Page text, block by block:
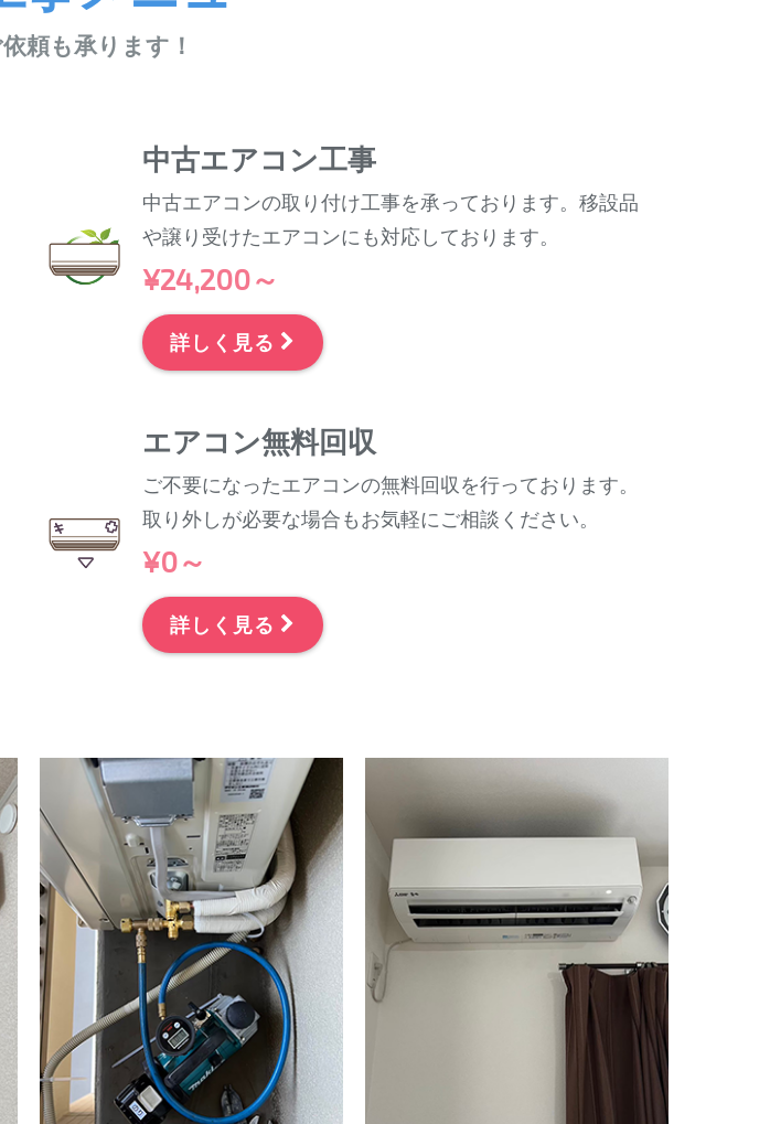
頼も承ります！
中古エアコン工事
中古エアコンの取り付け工事を承っております。移設品
や譲り受けたエアコンにも対応しております。
¥24,200～
詳しく見る
エアコン無料回収
ご不要になったエアコンの無料回収を行っております。
取り外しが必要な場合もお気軽にご相談ください。
¥0～
詳しく見る